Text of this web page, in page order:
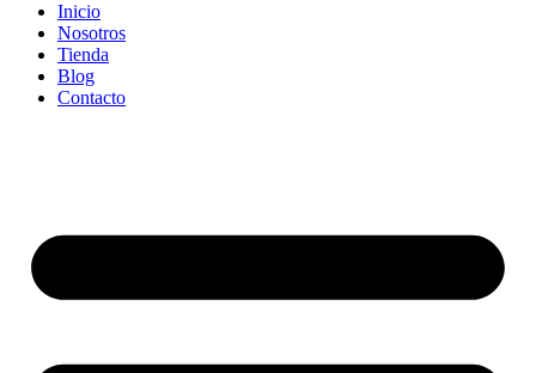
Inicio
Nosotros
Tienda
Blog
Contacto